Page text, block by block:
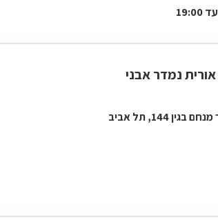
עד 19:00
נמדר אבני
בגין 144, תל אביב